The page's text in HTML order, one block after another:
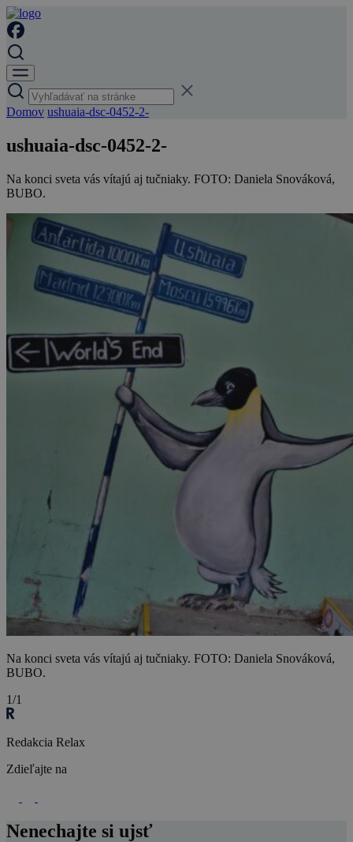
Domov ushuaia-dsc-0452-2-
ushuaia-dsc-0452-2-
Na konci sveta vás vítajú aj tučniaky. FOTO: Daniela Snováková,
BUBO.
Na konci sveta vás vítajú aj tučniaky. FOTO: Daniela Snováková,
BUBO.
1/1
Redakcia Relax
Zdieľajte na
Nenechajte si ujsť